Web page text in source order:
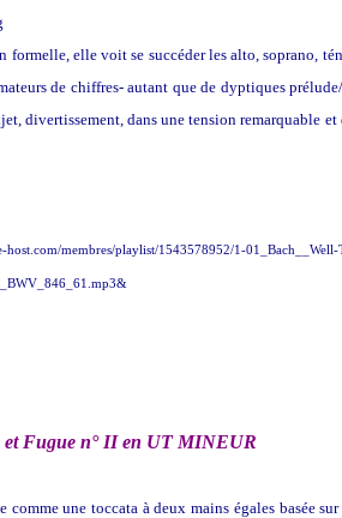
formelle, elle voit se succéder les alto, soprano,
de chiffres- autant que de dyptiques
divertissement, dans une tension remarquable
host.com/membres/playlist/1543578952/1-
n° II en UT MINEUR
comme une toccata à deux mains égales basée